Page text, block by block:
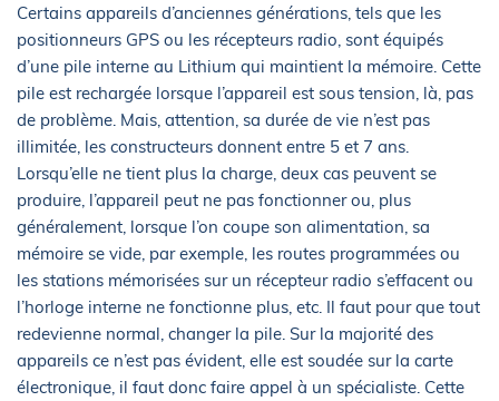
Certains appareils d’anciennes générations, tels que les
positionneurs GPS ou les récepteurs radio, sont équipés
d’une pile interne au Lithium qui maintient la mémoire. Cette
pile est rechargée lorsque l’appareil est sous tension, là, pas
de problème. Mais, attention, sa durée de vie n’est pas
illimitée, les constructeurs donnent entre 5 et 7 ans.
Lorsqu’elle ne tient plus la charge, deux cas peuvent se
produire, l’appareil peut ne pas fonctionner ou, plus
généralement, lorsque l’on coupe son alimentation, sa
mémoire se vide, par exemple, les routes programmées ou
les stations mémorisées sur un récepteur radio s’effacent ou
l’horloge interne ne fonctionne plus, etc. Il faut pour que tout
redevienne normal, changer la pile. Sur la majorité des
appareils ce n’est pas évident, elle est soudée sur la carte
électronique, il faut donc faire appel à un spécialiste. Cette